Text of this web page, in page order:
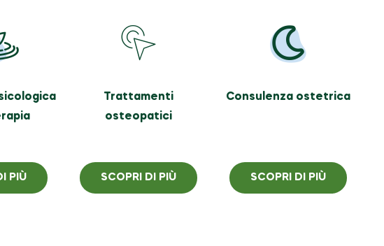
PIÙ
Trattamenti
osteopatici
SCOPRI DI PIÙ
Consulenza ostetrica
SCOPRI DI PIÙ